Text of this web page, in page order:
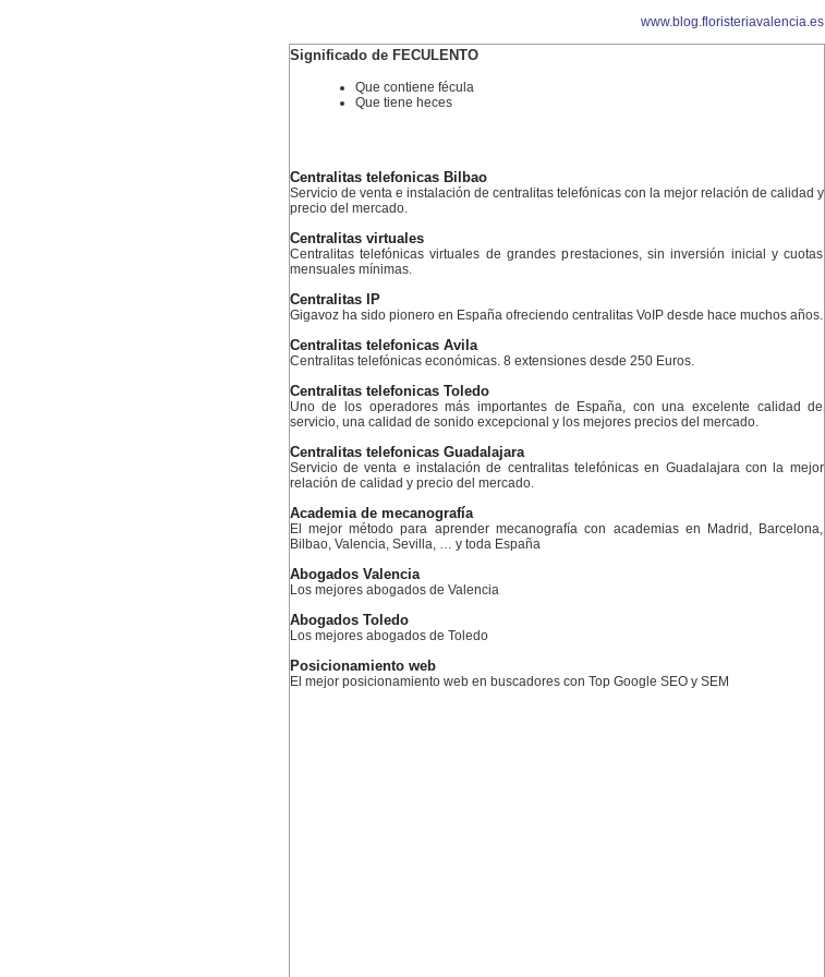
www.blog.floristeriavalencia.es
Significado de FECULENTO
Que contiene fécula
Que tiene heces
Centralitas telefonicas Bilbao
Servicio de venta e instalación de centralitas telefónicas con la mejor relación de calidad y
precio del mercado.
Centralitas virtuales
Centralitas telefónicas virtuales de grandes prestaciones, sin inversión inicial y cuotas
mensuales mínimas.
Centralitas IP
Gigavoz ha sido pionero en España ofreciendo centralitas VoIP desde hace muchos años.
Centralitas telefonicas Avila
Centralitas telefónicas económicas. 8 extensiones desde 250 Euros.
Centralitas telefonicas Toledo
Uno de los operadores más importantes de España, con una excelente calidad de
servicio, una calidad de sonido excepcional y los mejores precios del mercado.
Centralitas telefonicas Guadalajara
Servicio de venta e instalación de centralitas telefónicas en Guadalajara con la mejor
relación de calidad y precio del mercado.
Academia de mecanografía
El mejor método para aprender mecanografía con academias en Madrid, Barcelona,
Bilbao, Valencia, Sevilla, … y toda España
Abogados Valencia
Los mejores abogados de Valencia
Abogados Toledo
Los mejores abogados de Toledo
Posicionamiento web
El mejor posicionamiento web en buscadores con Top Google SEO y SEM